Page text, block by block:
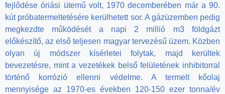
fejlődése óriási ütemű volt, 1970 decemberében már a 90.
kút próbatermeltetésére kerülhetett sor. A gázüzemben pedig
megkezdte működését a napi 2 millió m3 földgázt
előkészítő, az első teljesen magyar tervezésű üzem. Közben
olyan új módszer kísérletei folytak, majd kerültek
bevezetésre, mint a vezetékek belső felületének inhibitorral
történő korrózió ellenni védelme. A termelt kőolaj
mennyisége az 1970-es években 120-150 ezer tonna/év